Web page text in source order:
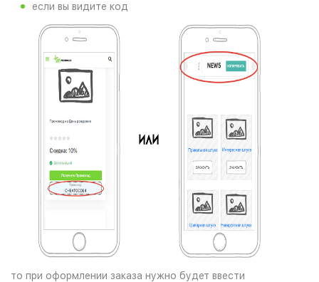
если вы видите код
то при оформлении заказа нужно будет ввести